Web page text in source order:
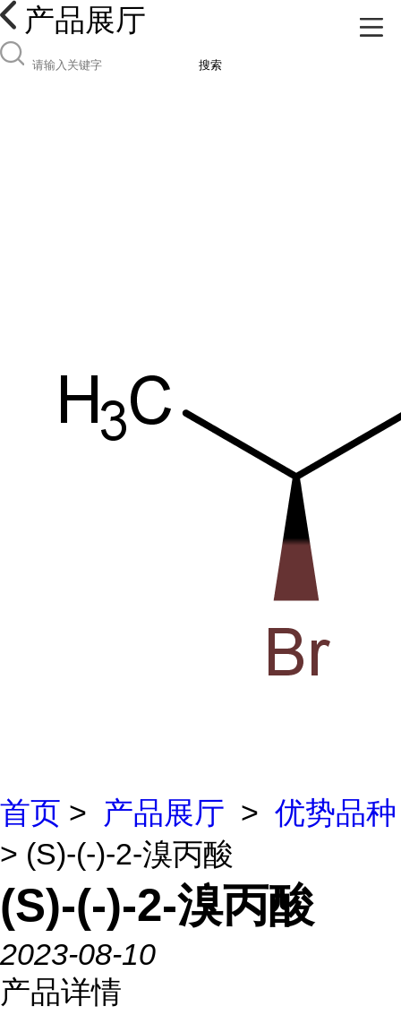
产品展厅
搜索
首页 > 产品展厅 > 优势品种
> (S)-(-)-2-溴丙酸
(S)-(-)-2-溴丙酸
2023-08-10
产品详情